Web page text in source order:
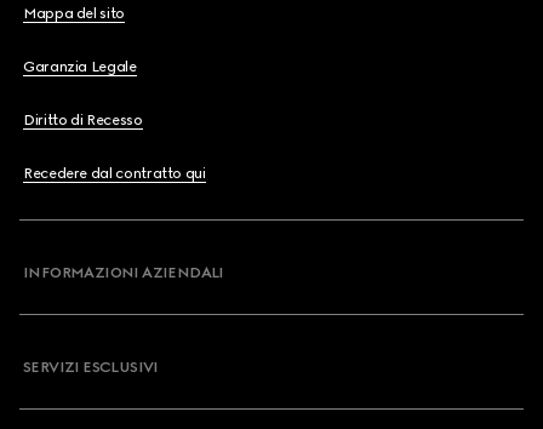
Mappa del sito
Garanzia Legale
Diritto di Recesso
Recedere dal contratto qui
INFORMAZIONI AZIENDALI
SERVIZI ESCLUSIVI